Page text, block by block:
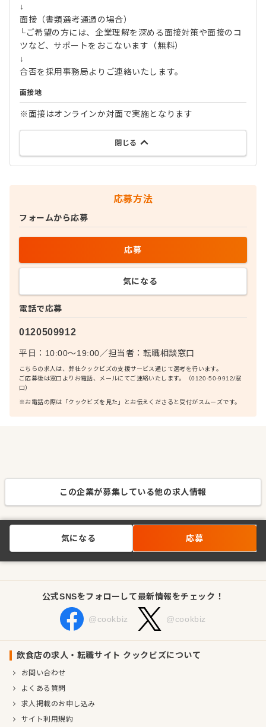
↓
面接（書類選考通過の場合）
└ご希望の方には、企業理解を深める面接対策や面接のコ
ツなど、サポートをおこないます（無料）
↓
合否を採用事務局よりご連絡いたします。
面接地
※面接はオンラインか対面で実施となります
閉じる
応募方法
電話で応募
0120509912
平日：10:00〜19:00／担当者： 転職相談窓口
こちらの求人は、弊社クックビズの支援サービス通じて選考を行います。
ご応募後は窓口よりお電話、メールにてご連絡いたします。（0120-50-9912/窓
口）
※お電話の際は「クックビズを見た」とお伝えくださると受付がスムーズです。
フォームから応募
応募
気になる
この企業が募集している他の求人情報
気になる 応募
公式SNSをフォローして最新情報をチェック！
@cookbiz @cookbiz
飲食店の求人・転職サイト クックビズについて
お問い合わせ
よくある質問
求人掲載のお申し込み
サイト利用規約